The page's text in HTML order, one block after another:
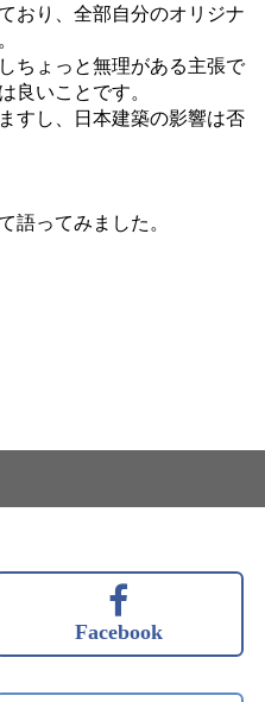
おり、全部自分のオリジナ
ちょっと無理がある主張で
良いことです。
すし、日本建築の影響は否
語ってみました。
Facebook